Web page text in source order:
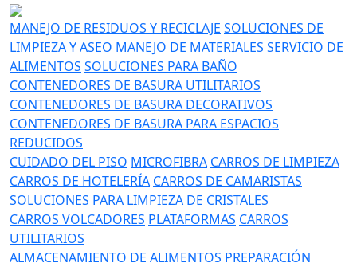
MANEJO DE RESIDUOS Y RECICLAJE SOLUCIONES DE
LIMPIEZA Y ASEO MANEJO DE MATERIALES SERVICIO DE
ALIMENTOS SOLUCIONES PARA BAÑO
CONTENEDORES DE BASURA UTILITARIOS
CONTENEDORES DE BASURA DECORATIVOS
CONTENEDORES DE BASURA PARA ESPACIOS
REDUCIDOS
CUIDADO DEL PISO MICROFIBRA CARROS DE LIMPIEZA
CARROS DE HOTELERÍA CARROS DE CAMARISTAS
SOLUCIONES PARA LIMPIEZA DE CRISTALES
CARROS VOLCADORES PLATAFORMAS CARROS
UTILITARIOS
ALMACENAMIENTO DE ALIMENTOS PREPARACIÓN